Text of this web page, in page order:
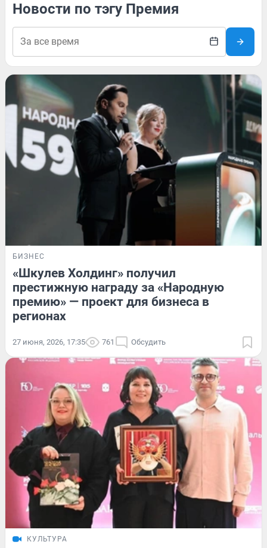
Новости по тэгу Премия
БИЗНЕС
«Шкулев Холдинг» получил
престижную награду за «Народную
премию» — проект для бизнеса в
регионах
27 июня, 2026, 17:35 761 Обсудить
КУЛЬТУРА